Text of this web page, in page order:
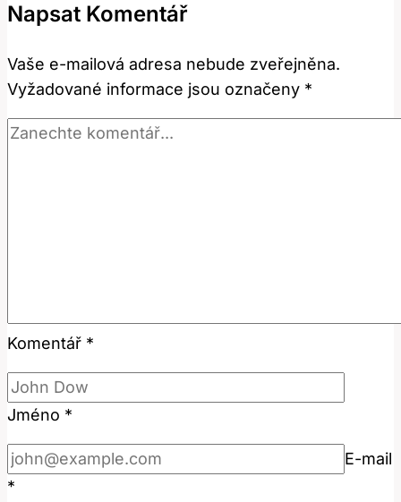
a
Tento
Termín?
Napsat Komentář
Vaše e-mailová adresa nebude zveřejněna.
Vyžadované informace jsou označeny *
Komentář *
Jméno *
E-mail
*